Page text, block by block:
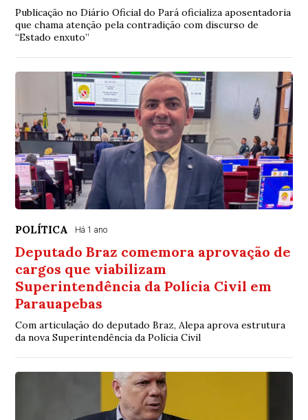
Publicação no Diário Oficial do Pará oficializa aposentadoria
que chama atenção pela contradição com discurso de
“Estado enxuto”
POLÍTICA Há 1 ano
Deputado Braz comemora aprovação de
cargos que viabilizam
Superintendência da Polícia Civil em
Parauapebas
Com articulação do deputado Braz, Alepa aprova estrutura
da nova Superintendência da Polícia Civil